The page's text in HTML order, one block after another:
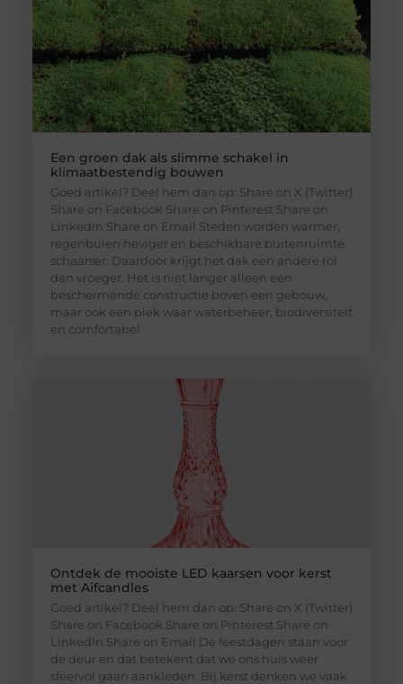
Een groen dak als slimme schakel in
klimaatbestendig bouwen
Goed artikel? Deel hem dan op: Share on X (Twitter)
Share on Facebook Share on Pinterest Share on
LinkedIn Share on Email Steden worden warmer,
regenbuien heviger en beschikbare buitenruimte
schaarser. Daardoor krijgt het dak een andere rol
dan vroeger. Het is niet langer alleen een
beschermende constructie boven een gebouw,
maar ook een plek waar waterbeheer, biodiversiteit
en comfortabel
Ontdek de mooiste LED kaarsen voor kerst
met Aifcandles
Goed artikel? Deel hem dan op: Share on X (Twitter)
Share on Facebook Share on Pinterest Share on
LinkedIn Share on Email De feestdagen staan voor
de deur en dat betekent dat we ons huis weer
sfeervol gaan aankleden. Bij kerst denken we vaak